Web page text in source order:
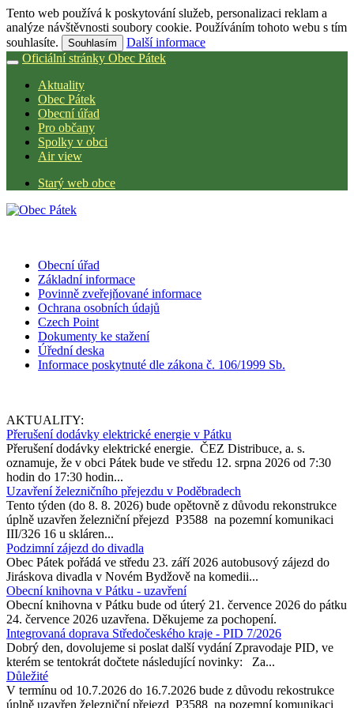
Tento web používá k poskytování služeb, personalizaci reklam a
analýze návštěvnosti soubory cookie. Používáním tohoto webu s tím
souhlasíte.
Souhlasím
Další informace
Oficiální stránky Obec Pátek
Aktuality
Obec Pátek
Obecní úřad
Pro občany
Spolky v obci
Air view
Starý web obce
Obecní úřad
Základní informace
Povinně zveřejňované informace
Ochrana osobních údajů
Czech Point
Dokumenty ke stažení
Úřední deska
Informace poskytnuté dle zákona č. 106/1999 Sb.
AKTUALITY:
Přerušení dodávky elektrické energie v Pátku
Přerušení dodávky elektrické energie. ČEZ Distribuce, a. s.
oznamuje, že v obci Pátek bude ve středu 12. srpna 2026 od 7:30
hodin do 17:30 hodin...
Uzavření železničního přejezdu v Poděbradech
Tento týden (do 8. 8. 2026) bude opětovně z důvodu rekonstrukce
úplně uzavřen železniční přejezd P3588 na pozemní komunikaci
III/326 16 u skláren...
Podzimní zájezd do divadla
Obec Pátek pořádá ve středu 23. září 2026 autobusový zájezd do
Jiráskova divadla v Novém Bydžově na komedii...
Obecní knihovna v Pátku - uzavření
Obecní knihovna v Pátku bude od úterý 21. července 2026 do pátku
24. července 2026 uzavřena. Děkujeme za pochopení.
Integrovaná doprava Středočeského kraje - PID 7/2026
Dobrý den, dovolujeme si poslat další vydání Zpravodaje PID, ve
kterém se tentokrát dočtete následující novinky: Za...
Důležité
V termínu od 10.7.2026 do 16.7.2026 bude z důvodu rekostrukce
úplně uzavřen železniční přejezd P3588 na pozemní komunikaci